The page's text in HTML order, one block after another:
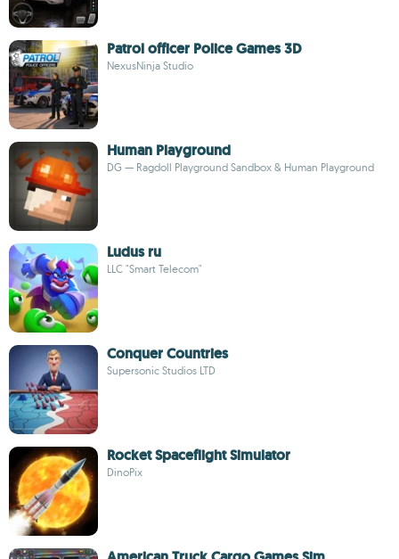
Patrol officer Police Games 3D
NexusNinja Studio
Human Playground
DG — Ragdoll Playground Sandbox & Human Playground
Ludus ru
LLC "Smart Telecom"
Conquer Countries
Supersonic Studios LTD
Rocket Spaceflight Simulator
DinoPix